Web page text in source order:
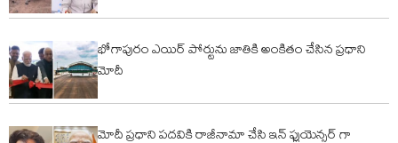
భోగాపురం ఎయిర్ పోర్టును జాతికి అంకితం చేసిన ప్రధాని
మోదీ
మోదీ ప్రధాని పదవికి రాజీనామా చేసి ఇన్ ఫ్లుయెన్సర్ గా